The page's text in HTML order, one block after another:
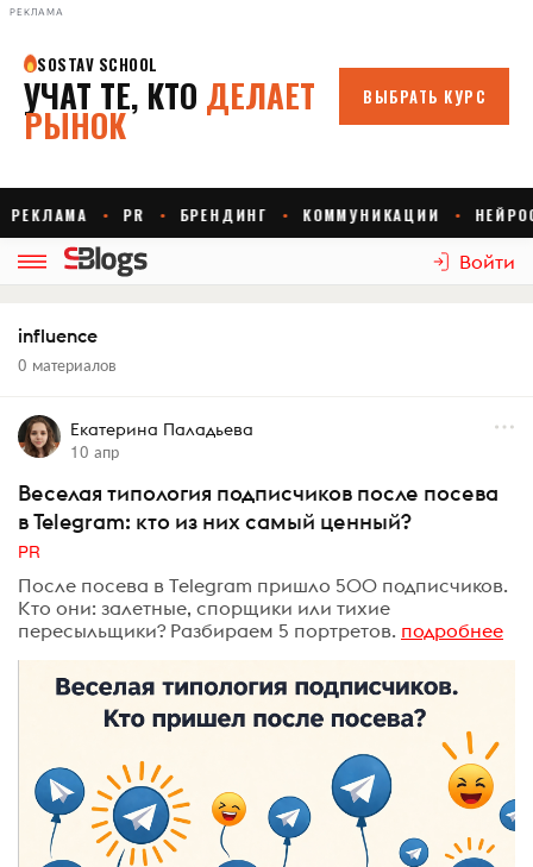
РЕКЛАМА
Войти
influence
0 материалов
Екатерина Паладьева
10 апр
Веселая типология подписчиков после посева
в Telegram: кто из них самый ценный?
PR
После посева в Telegram пришло 500 подписчиков.
Кто они: залетные, спорщики или тихие
пересыльщики? Разбираем 5 портретов. подробнее